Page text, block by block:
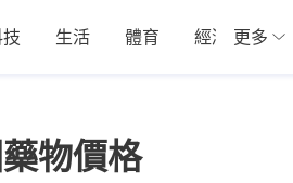
生活 體育 經濟 01
更多
物價格